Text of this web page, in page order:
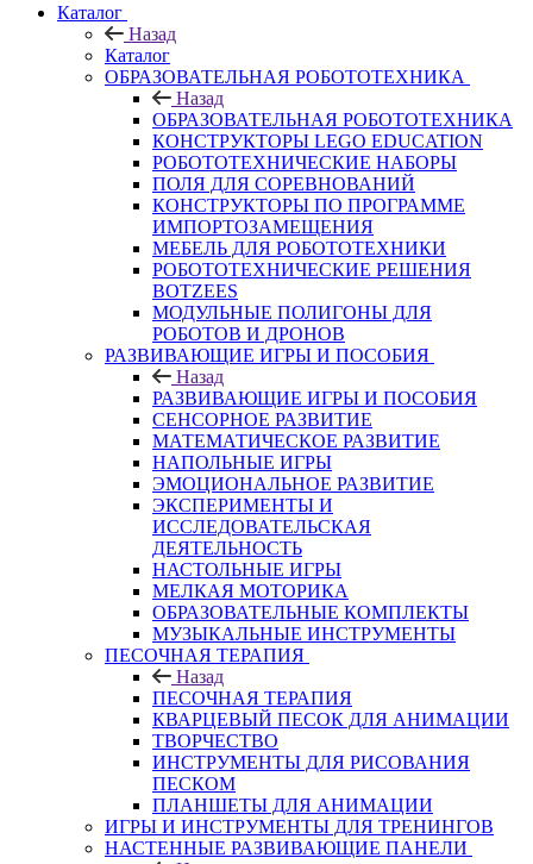
Каталог
Назад
Каталог
ОБРАЗОВАТЕЛЬНАЯ РОБОТОТЕХНИКА
Назад
ОБРАЗОВАТЕЛЬНАЯ РОБОТОТЕХНИКА
КОНСТРУКТОРЫ LEGO EDUCATION
РОБОТОТЕХНИЧЕСКИЕ НАБОРЫ
ПОЛЯ ДЛЯ СОРЕВНОВАНИЙ
КОНСТРУКТОРЫ ПО ПРОГРАММЕ
ИМПОРТОЗАМЕЩЕНИЯ
МЕБЕЛЬ ДЛЯ РОБОТОТЕХНИКИ
РОБОТОТЕХНИЧЕСКИЕ РЕШЕНИЯ
BOTZEES
МОДУЛЬНЫЕ ПОЛИГОНЫ ДЛЯ
РОБОТОВ И ДРОНОВ
РАЗВИВАЮЩИЕ ИГРЫ И ПОСОБИЯ
Назад
РАЗВИВАЮЩИЕ ИГРЫ И ПОСОБИЯ
СЕНСОРНОЕ РАЗВИТИЕ
МАТЕМАТИЧЕСКОЕ РАЗВИТИЕ
НАПОЛЬНЫЕ ИГРЫ
ЭМОЦИОНАЛЬНОЕ РАЗВИТИЕ
ЭКСПЕРИМЕНТЫ И
ИССЛЕДОВАТЕЛЬСКАЯ
ДЕЯТЕЛЬНОСТЬ
НАСТОЛЬНЫЕ ИГРЫ
МЕЛКАЯ МОТОРИКА
ОБРАЗОВАТЕЛЬНЫЕ КОМПЛЕКТЫ
МУЗЫКАЛЬНЫЕ ИНСТРУМЕНТЫ
ПЕСОЧНАЯ ТЕРАПИЯ
Назад
ПЕСОЧНАЯ ТЕРАПИЯ
КВАРЦЕВЫЙ ПЕСОК ДЛЯ АНИМАЦИИ
ТВОРЧЕСТВО
ИНСТРУМЕНТЫ ДЛЯ РИСОВАНИЯ
ПЕСКОМ
ПЛАНШЕТЫ ДЛЯ АНИМАЦИИ
ИГРЫ И ИНСТРУМЕНТЫ ДЛЯ ТРЕНИНГОВ
НАСТЕННЫЕ РАЗВИВАЮЩИЕ ПАНЕЛИ